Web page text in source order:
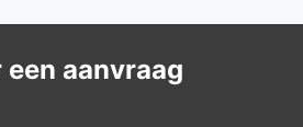
een aanvraag